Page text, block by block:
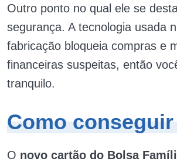
Outro ponto no qual ele se
segurança. A tecnologia usada
fabricação bloqueia compras e
financeiras suspeitas, então
tranquilo.
Como
O novo cartão do Bolsa